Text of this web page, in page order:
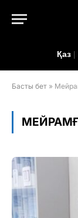
Қаз |
Басты бет »